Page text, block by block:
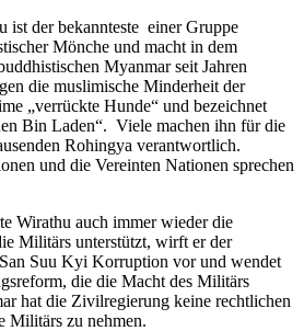
ist der bekannteste einer Gruppe
Mönche und macht in dem
Myanmar seit Jahren
die muslimische Minderheit der
„verrückte Hunde“ und bezeichnet
Bin Laden“. Viele machen ihn für die
Rohingya verantwortlich.
und die Vereinten Nationen sprechen
Wirathu auch immer wieder die
Militärs unterstützt, wirft er der
Suu Kyi Korruption vor und wendet
die die Macht des Militärs
hat die Zivilregierung keine rechtlichen
Militärs zu nehmen.